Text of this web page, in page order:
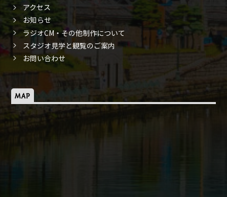
アクセス
お知らせ
ラジオCM・その他制作について
スタジオ見学と観覧のご案内
お問い合わせ
MAP